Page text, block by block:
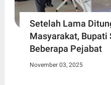
Setelah Lama
Masyarakat, Bupati
Beberapa Pejabat
November 03, 2025